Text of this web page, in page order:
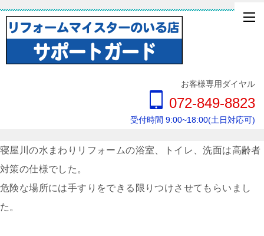
お客様専用ダイヤル
072-849-8823
受付時間 9:00~18:00(土日対応可)
寝屋川の水まわりリフォームの浴室、トイレ、洗面は高齢者
対策の仕様でした。
危険な場所には手すりをできる限りつけさせてもらいまし
た。